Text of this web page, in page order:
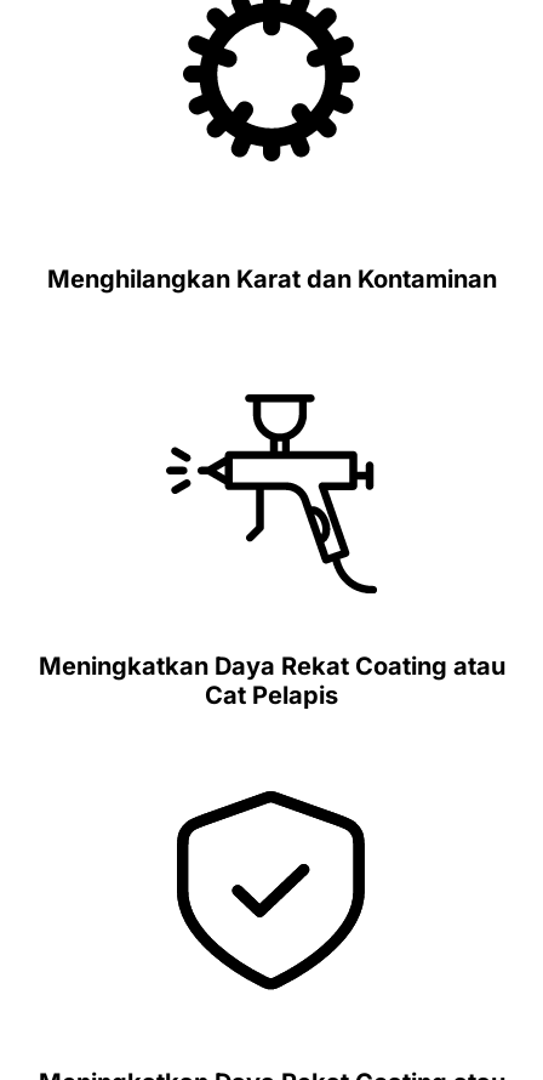
Menghilangkan Karat dan Kontaminan
Meningkatkan Daya Rekat Coating atau
Cat Pelapis